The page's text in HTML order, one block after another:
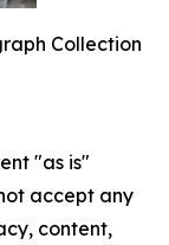
Collection
"as is"
accept any
content,